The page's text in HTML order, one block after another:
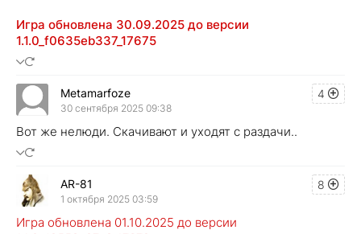
Игра обновлена 30.09.2025 до версии
1.1.0_f0635eb337_17675
4
Metamarfoze
30 сентября 2025 09:38
Вот же нелюди. Скачивают и уходят с раздачи..
8
AR-81
1 октября 2025 03:59
Игра обновлена 01.10.2025 до версии